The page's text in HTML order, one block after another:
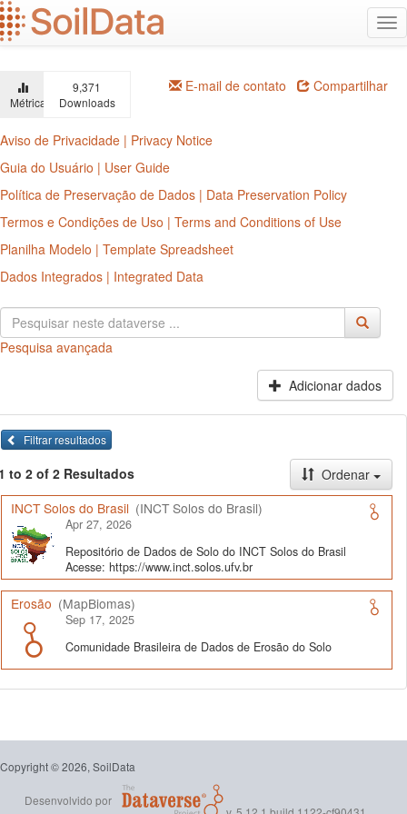
Ir
para
o
principal
Métricas
9,371
Downloads
E-mail de contato Compartilhar
Aviso de Privacidade | Privacy Notice
Guia do Usuário | User Guide
Política de Preservação de Dados | Data Preservation Policy
Termos e Condições de Uso | Terms and Conditions of Use
Planilha Modelo | Template Spreadsheet
Dados Integrados | Integrated Data
Pesquisa avançada
Adicionar dados
Filtrar resultados
to 2 of 2 Resultados
Ordenar
INCT Solos do Brasil (INCT Solos do Brasil)
Apr 27, 2026
Repositório de Dados de Solo do INCT Solos do Brasil
Acesse: https://www.inct.solos.ufv.br
Erosão (MapBiomas)
Sep 17, 2025
Comunidade Brasileira de Dados de Erosão do Solo
Copyright © 2026, SoilData
Desenvolvido por